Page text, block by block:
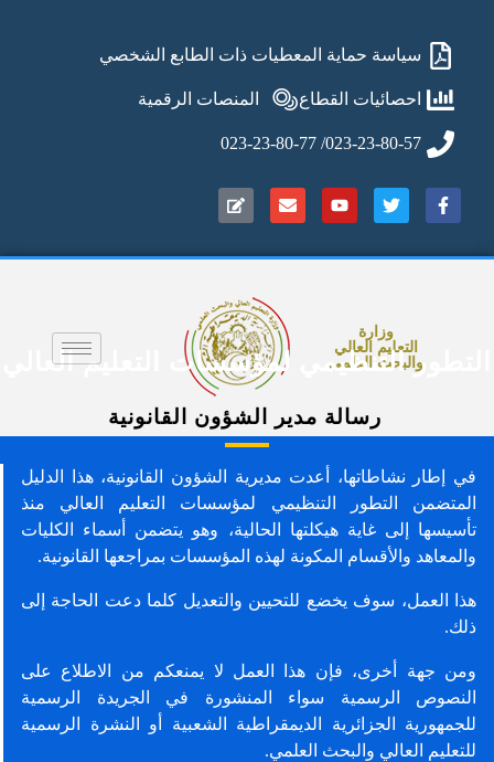
سياسة حماية المعطيات ذات الطابع الشخصي
احصائيات القطاع المنصات الرقمية
023-23-80-57/ 023-23-80-77
وزارة
التعليم العالي
والبحث العلمي
التنظيمي لمؤسسات التعليم العالي
رسالة مدير الشؤون القانونية
في إطار نشاطاتها، أعدت مديرية الشؤون القانونية، هذا الدليل
المتضمن التطور التنظيمي لمؤسسات التعليم العالي منذ
تأسيسها إلى غاية هيكلتها الحالية، وهو يتضمن أسماء الكليات
والمعاهد والأقسام المكونة لهذه المؤسسات بمراجعها القانونية.
هذا العمل، سوف يخضع للتحيين والتعديل كلما دعت الحاجة إلى
ذلك.
ومن جهة أخرى، فإن هذا العمل لا يمنعكم من الاطلاع على
النصوص الرسمية سواء المنشورة في الجريدة الرسمية
للجمهورية الجزائرية الديمقراطية الشعبية أو النشرة الرسمية
للتعليم العالي والبحث العلمي.